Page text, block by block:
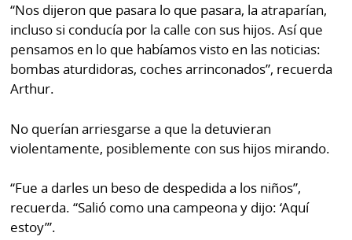
“Nos dijeron que pasara lo que pasara, la atraparían,
incluso si conducía por la calle con sus hijos. Así que
pensamos en lo que habíamos visto en las noticias:
bombas aturdidoras, coches arrinconados”, recuerda
Arthur.
No querían arriesgarse a que la detuvieran
violentamente, posiblemente con sus hijos mirando.
“Fue a darles un beso de despedida a los niños”,
recuerda. “Salió como una campeona y dijo: ‘Aquí
estoy’”.